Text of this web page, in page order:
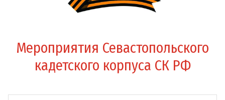
Мероприятия Севастопольского
кадетского корпуса СК РФ